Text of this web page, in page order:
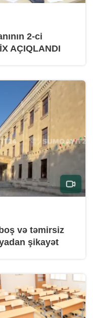
2-ci
AÇIQLANDI
və təmirsiz
şikayət